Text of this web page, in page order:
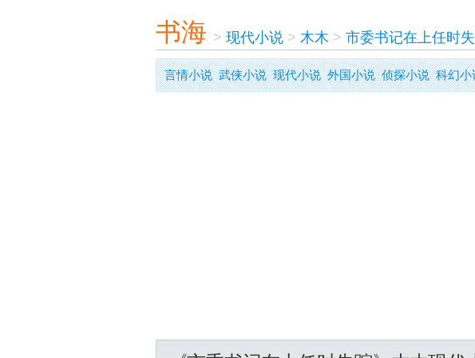
书海 > 现代小说> 木木 > 市委书记在上任时
言情小说 武侠小说 现代小说 外国小说 侦探小说 科幻小